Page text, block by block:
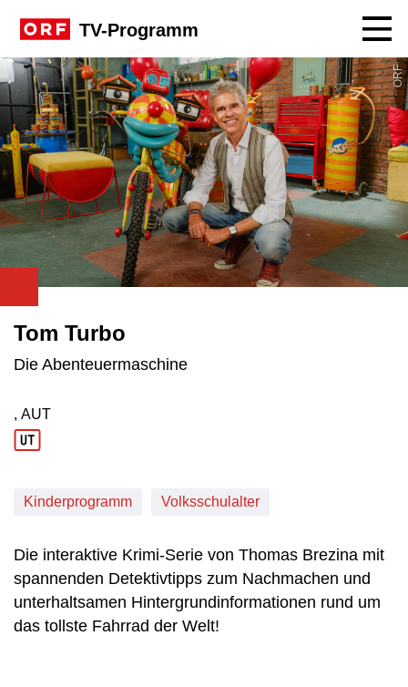
TV-Programm
ORF
Tom Turbo
Die Abenteuermaschine
Produktionsland: AUT
, AUT
Kinderprogramm Volksschulalter
Die interaktive Krimi-Serie von Thomas Brezina mit
spannenden Detektivtipps zum Nachmachen und
unterhaltsamen Hintergrundinformationen rund um
das tollste Fahrrad der Welt!